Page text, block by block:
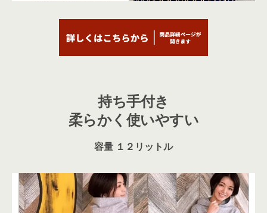
持ち手付き
柔らかく使いやすい
容量 １２リットル